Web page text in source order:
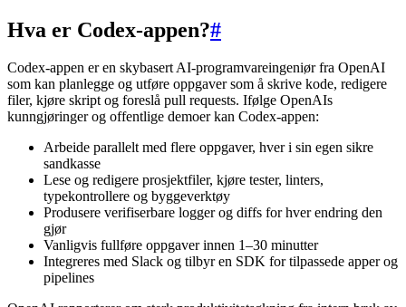
Hva er Codex-appen?#
Codex-appen er en skybasert AI-programvareingeniør fra OpenAI
som kan planlegge og utføre oppgaver som å skrive kode, redigere
filer, kjøre skript og foreslå pull requests. Ifølge OpenAIs
kunngjøringer og offentlige demoer kan Codex-appen:
Arbeide parallelt med flere oppgaver, hver i sin egen sikre
sandkasse
Lese og redigere prosjektfiler, kjøre tester, linters,
typekontrollere og byggeverktøy
Produsere verifiserbare logger og diffs for hver endring den
gjør
Vanligvis fullføre oppgaver innen 1–30 minutter
Integreres med Slack og tilbyr en SDK for tilpassede apper og
pipelines